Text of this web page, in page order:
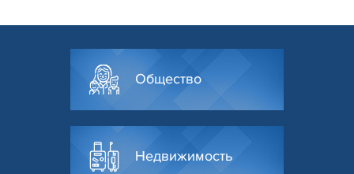
Общество
Недвижимость